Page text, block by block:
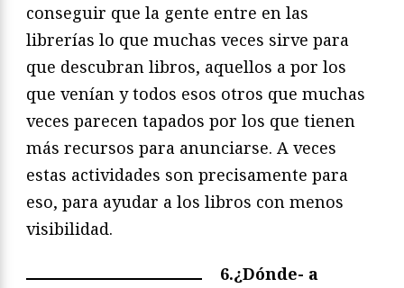
conseguir que la gente entre en las
librerías lo que muchas veces sirve para
que descubran libros, aquellos a por los
que venían y todos esos otros que muchas
veces parecen tapados por los que tienen
más recursos para anunciarse. A veces
estas actividades son precisamente para
eso, para ayudar a los libros con menos
visibilidad.
6.¿Dónde- a